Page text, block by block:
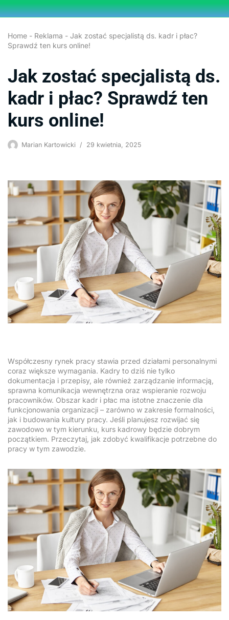
do
treści
Home - Reklama - Jak zostać specjalistą ds. kadr i płac?
Sprawdź ten kurs online!
Jak zostać specjalistą ds.
kadr i płac? Sprawdź ten
kurs online!
Marian Kartowicki 29 kwietnia, 2025
Współczesny rynek pracy stawia przed działami personalnymi
coraz większe wymagania. Kadry to dziś nie tylko
dokumentacja i przepisy, ale również zarządzanie informacją,
sprawna komunikacja wewnętrzna oraz wspieranie rozwoju
pracowników. Obszar kadr i płac ma istotne znaczenie dla
funkcjonowania organizacji – zarówno w zakresie formalności,
jak i budowania kultury pracy. Jeśli planujesz rozwijać się
zawodowo w tym kierunku, kurs kadrowy będzie dobrym
początkiem. Przeczytaj, jak zdobyć kwalifikacje potrzebne do
pracy w tym zawodzie.